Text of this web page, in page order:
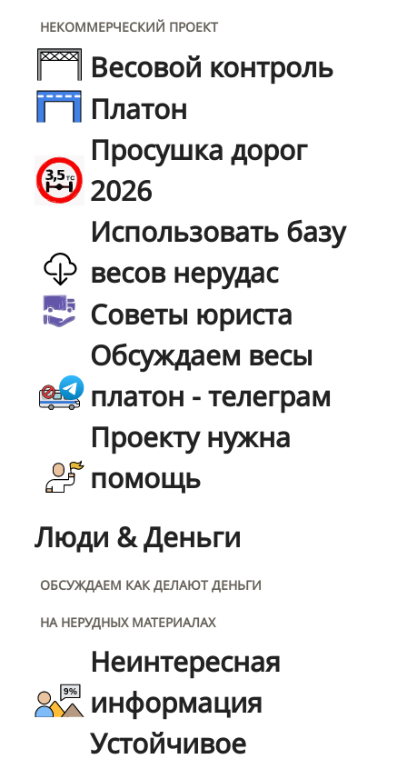
НЕКОММЕРЧЕСКИЙ ПРОЕКТ
Весовой контроль
Платон
Просушка дорог
2026
Использовать базу
весов нерудас
Советы юриста
Обсуждаем весы
платон - телеграм
Проекту нужна
помощь
Люди & Деньги
ОБСУЖДАЕМ КАК ДЕЛАЮТ ДЕНЬГИ
НА НЕРУДНЫХ МАТЕРИАЛАХ
Неинтересная
информация
Устойчивое